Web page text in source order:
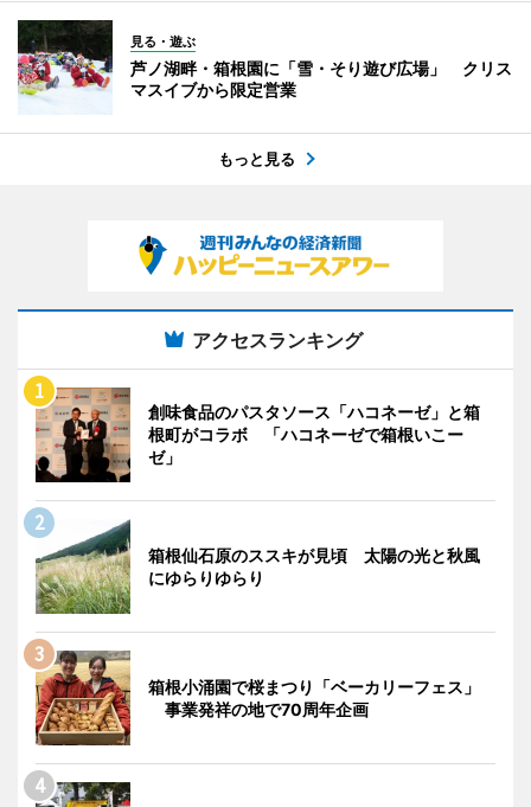
見る・遊ぶ
芦ノ湖畔・箱根園に「雪・そり遊び広場」 クリス
マスイブから限定営業
もっと見る
アクセスランキング
創味食品のパスタソース「ハコネーゼ」と箱
根町がコラボ 「ハコネーゼで箱根いこー
ゼ」
箱根仙石原のススキが見頃 太陽の光と秋風
にゆらりゆらり
箱根小涌園で桜まつり「ベーカリーフェス」
事業発祥の地で70周年企画